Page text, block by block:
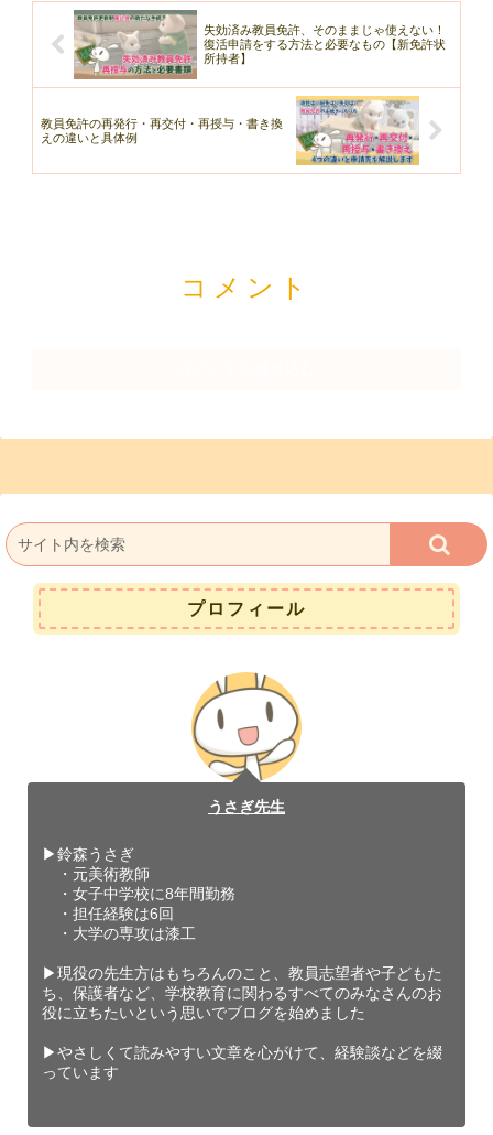
失効済み教員免許、そのままじゃ使えない！
復活申請をする方法と必要なもの【新免許状
所持者】
教員免許の再発行・再交付・再授与・書き換
えの違いと具体例
コメント
プロフィール
うさぎ先生
▶︎鈴森うさぎ
・元美術教師
・女子中学校に8年間勤務
・担任経験は6回
・大学の専攻は漆工
▶︎現役の先生方はもちろんのこと、教員志望者や子どもた
ち、保護者など、学校教育に関わるすべてのみなさんのお
役に立ちたいという思いでブログを始めました
▶︎やさしくて読みやすい文章を心がけて、経験談などを綴
っています